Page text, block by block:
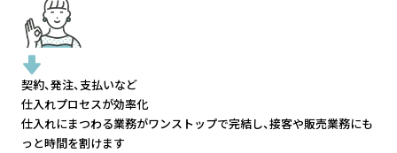
契約、発注、支払いなど
仕入れプロセスが効率化
仕入れにまつわる業務がワンストップで完結し、接客や販売業務にも
っと時間を割けます